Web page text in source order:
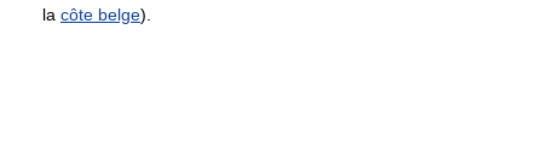
la côte belge).